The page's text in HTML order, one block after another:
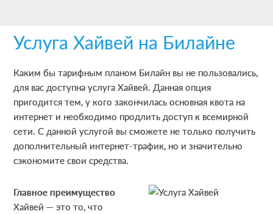
main
content
primary
sidebar
footer
Услуга Хайвей на Билайне
Каким бы тарифным планом Билайн вы не пользовались,
для вас доступна услуга Хайвей. Данная опция
пригодится тем, у кого закончилась основная квота на
интернет и необходимо продлить доступ к всемирной
сети. С данной услугой вы сможете не только получить
дополнительный интернет-трафик, но и значительно
сэкономите свои средства.
Главное преимущество
Хайвей — это то, что